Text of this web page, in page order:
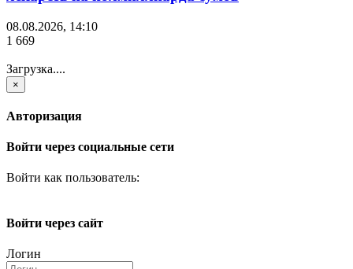
08.08.2026, 14:10
1 669
Загрузка....
×
Авторизация
Войти через социальные сети
Войти как пользователь:
Войти через сайт
Логин